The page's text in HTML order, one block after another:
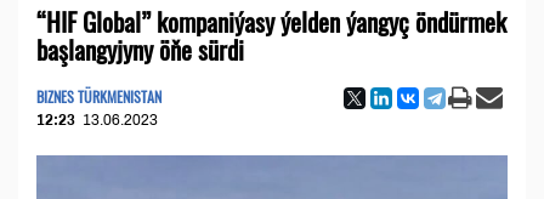
“HIF Global” kompaniýasy ýelden ýangyç öndürmek
başlangyjyny öňe sürdi
BIZNES TÜRKMENISTAN
12:23 13.06.2023